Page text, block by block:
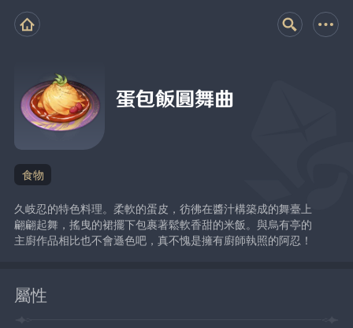
蛋包飯圓舞曲
食物
久岐忍的特色料理。柔軟的蛋皮，彷彿在醬汁構築成的舞臺上
翩翩起舞，搖曳的裙擺下包裹著鬆軟香甜的米飯。與烏有亭的
主廚作品相比也不會遜色吧，真不愧是擁有廚師執照的阿忍！
屬性